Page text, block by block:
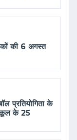
की 6 अगस्त
प्रतियोगिता के
स्कूल के 25